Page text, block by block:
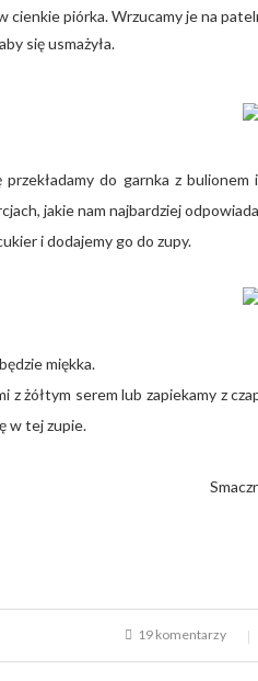
cienkie piórka. Wrzucamy je na
się usmażyła.
przekładamy do garnka z
jakie nam najbardziej
i dodajemy go do zupy.
miękka.
z żółtym serem lub zapiekamy z
w tej zupie.
19 komentarzy